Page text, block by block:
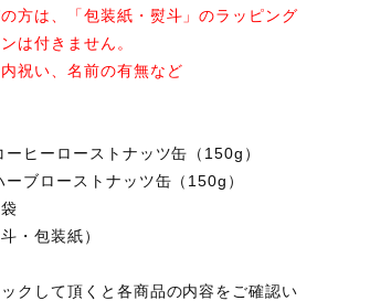
方は、「包装紙・熨斗」のラッピング
は付きません。
祝い、名前の有無など
ーヒーローストナッツ缶（150g）
ーブローストナッツ缶（150g）
・包装紙）
クして頂くと各商品の内容をご確認い